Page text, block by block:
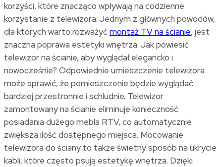
korzyści, które znacząco wpływają na codzienne
korzystanie z telewizora. Jednym z głównych powodów,
dla których warto rozważyćmontaż TV na ścianie, jest
znaczna poprawa estetyki wnętrza. Jak powiesić
telewizor na ścianie, aby wyglądał elegancko i
nowocześnie? Odpowiednie umieszczenie telewizora
może sprawić, że pomieszczenie będzie wyglądać
bardziej przestronnie i schludnie. Telewizor
zamontowany na ścianie eliminuje konieczność
posiadania dużego mebla RTV, co automatycznie
zwiększa ilość dostępnego miejsca. Mocowanie
telewizora do ściany to także świetny sposób na ukrycie
kabli, które często psują estetykę wnętrza. Dzięki